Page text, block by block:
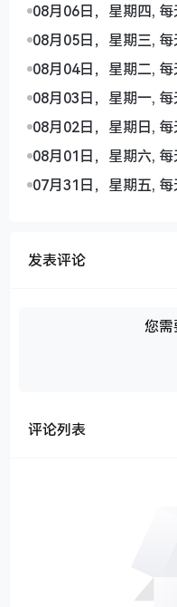
08月06日，星期四, 每
08月05日，星期三, 每
08月04日，星期二, 每
08月03日，星期一, 每
08月02日，星期日, 每
08月01日，星期六, 每
07月31日，星期五, 每
发表评论
您
评论列表